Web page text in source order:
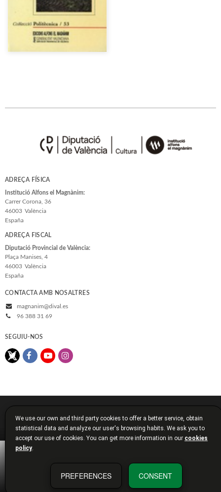
ADREÇA FÍSICA
Institució Alfons el Magnànim:
Carrer Corona, 36
46003 València
España
ADREÇA FISCAL
Diputació Provincial de València:
Plaça Manises, 4
46003 València
España
CONTACTA AMB NOSALTRES
magnanim@dival.es
96 388 31 69
SEGUIU-NOS
Política de cookies
Política de privacitat
Diputació de València
We use our own and third party cookies to offer a better service, obtain
statistical data and analyze our user's browsing habits. We ask you to
accept our use of cookies. You can get more information in our cookies
policy.
PREFERENCES CONSENT